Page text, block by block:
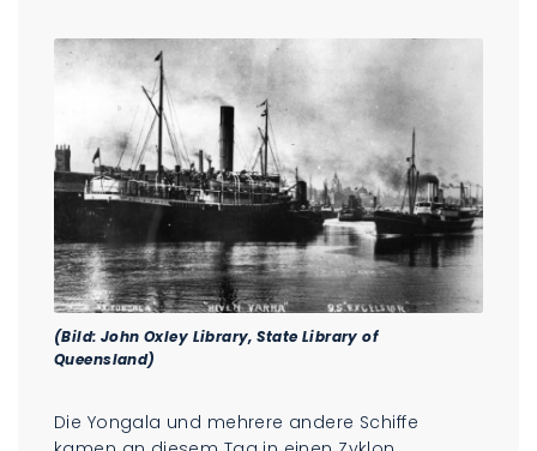
(Bild: John Oxley Library, State Library of
Queensland)
Die Yongala und mehrere andere Schiffe